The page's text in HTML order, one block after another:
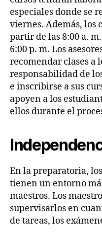
especiales donde se
viernes. Además, los
partir de las 8:00 a.
6:00 p. m. Los
recomendar clases a
responsabilidad de
e inscribirse a sus
apoyen a los
ellos durante el
En la preparatoria,
tienen un entorno
maestros. Los
supervisarlos en
de tareas, los